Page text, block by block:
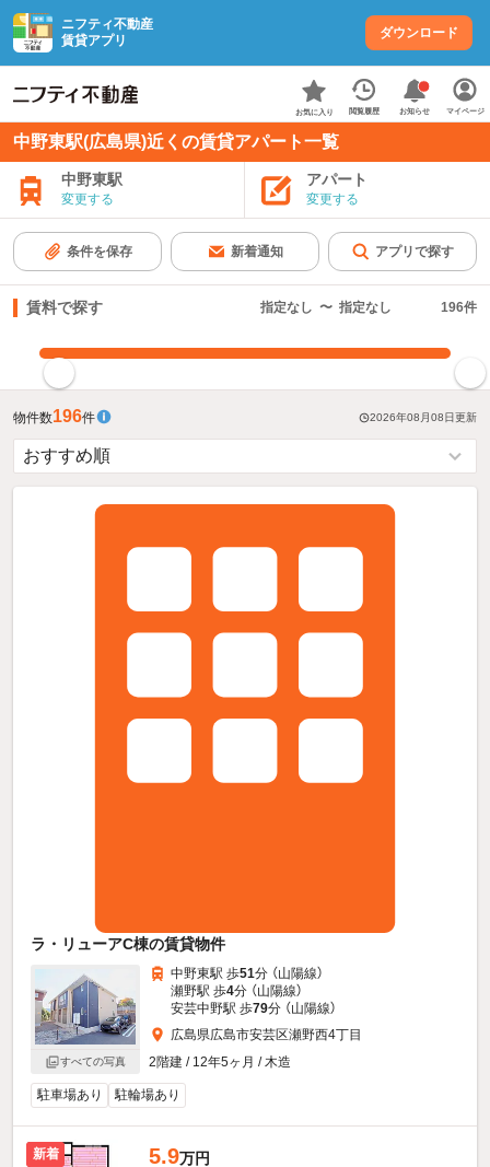
ニフティ不動産
賃貸アプリ
ダウンロード
お気に入り 閲覧履歴 お知らせ マイページ
中野東駅(広島県)近くの賃貸アパート一覧
中野東駅
変更する
アパート
変更する
条件を保存 新着通知 アプリで探す
賃料で探す 指定なし 〜 指定なし 196件
物件数196件 2026年08月08日更新
ラ・リューアC棟の賃貸物件
すべての写真
中野東駅 歩51分 （山陽線）
瀬野駅 歩4分 （山陽線）
安芸中野駅 歩79分 （山陽線）
広島県広島市安芸区瀬野西4丁目
2階建 / 12年5ヶ月 / 木造
駐車場あり 駐輪場あり
新着 5.9万円